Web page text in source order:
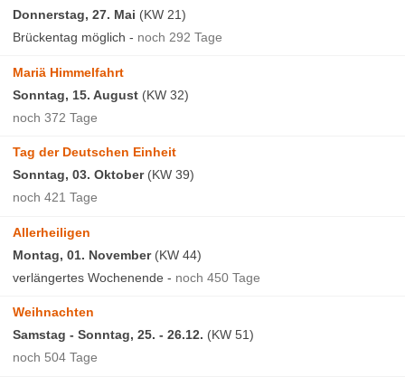
Donnerstag, 27. Mai (KW 21)
Brückentag möglich - noch 292 Tage
Mariä Himmelfahrt
Sonntag, 15. August (KW 32)
noch 372 Tage
Tag der Deutschen Einheit
Sonntag, 03. Oktober(KW 39)
noch 421 Tage
Allerheiligen
Montag, 01. November(KW 44)
verlängertes Wochenende - noch 450 Tage
Weihnachten
Samstag - Sonntag, 25. - 26.12. (KW 51)
noch 504 Tage
Herbstferien
Weihnachtsferien
Mondkalender
Mondkalender 2026
Mondkalender 2027
Mondkalender 2028
Tools
Datumsrechner